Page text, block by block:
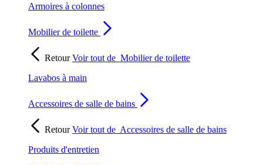
Armoires à colonnes
Mobilier de toilette
RetourVoir tout de Mobilier de toilette
Lavabos à main
Accessoires de salle de bains
RetourVoir tout de Accessoires de salle de bains
Produits d'entretien